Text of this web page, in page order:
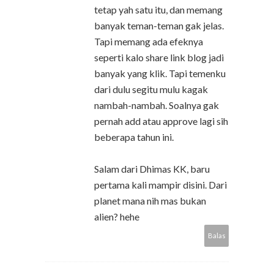
tetap yah satu itu, dan memang
banyak teman-teman gak jelas.
Tapi memang ada efeknya
seperti kalo share link blog jadi
banyak yang klik. Tapi temenku
dari dulu segitu mulu kagak
nambah-nambah. Soalnya gak
pernah add atau approve lagi sih
beberapa tahun ini.
Salam dari Dhimas KK, baru
pertama kali mampir disini. Dari
planet mana nih mas bukan
alien? hehe
Balas